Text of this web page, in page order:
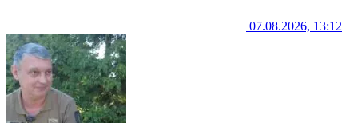
07.08.2026, 13:12